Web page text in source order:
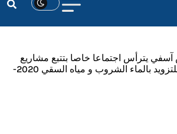
يترأس اجتماعا خاصا بتتبع مشاريع
البرنامج الوطني للتزويد بالماء الشروب و مياه السقي 2020-